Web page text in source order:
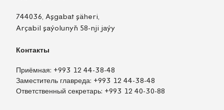
744036, Aşgabat şäheri,
Arçabil şaýolunyň 58-nji jaýy
Контакты
Приёмная: +993 12 44-38-48
Заместитель главреда: +993 12 44-38-48
Ответственный секретарь: +993 12 40-30-88